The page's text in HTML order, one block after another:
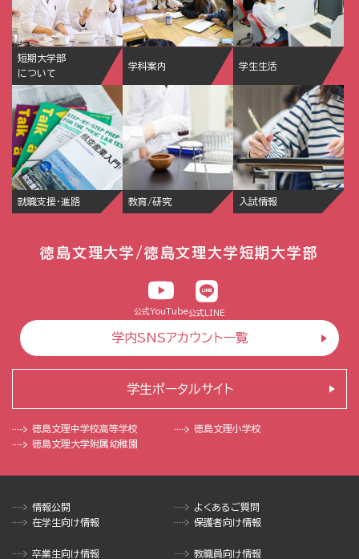
短期大学部
について
学科案内 学生生活
就職支援・進路 教育/研究 入試情報
徳島文理大学/徳島文理大学短期大学部
公式YouTube公式LINE
学内SNSアカウント一覧
徳島文理中学校高等学校
徳島文理小学校
徳島文理大学附属幼稚園
学生ポータルサイト
情報公開
よくあるご質問
在学生向け情報
保護者向け情報
卒業生向け情報 教職員向け情報